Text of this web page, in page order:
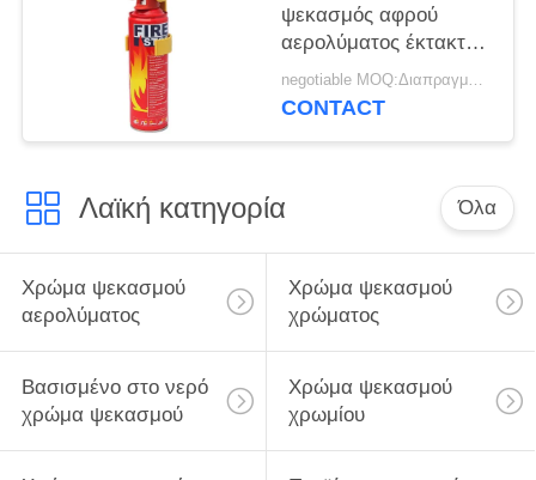
ψεκασμός αφρού
αερολύματος έκτακτης
ανάγκης
negotiable MOQ:Διαπραγματεύσιμος
CONTACT
Λαϊκή κατηγορία Όλα
Χρώμα ψεκασμού
αερολύματος
Χρώμα ψεκασμού
χρώματος
Βασισμένο στο νερό
χρώμα ψεκασμού
Χρώμα ψεκασμού
χρωμίου